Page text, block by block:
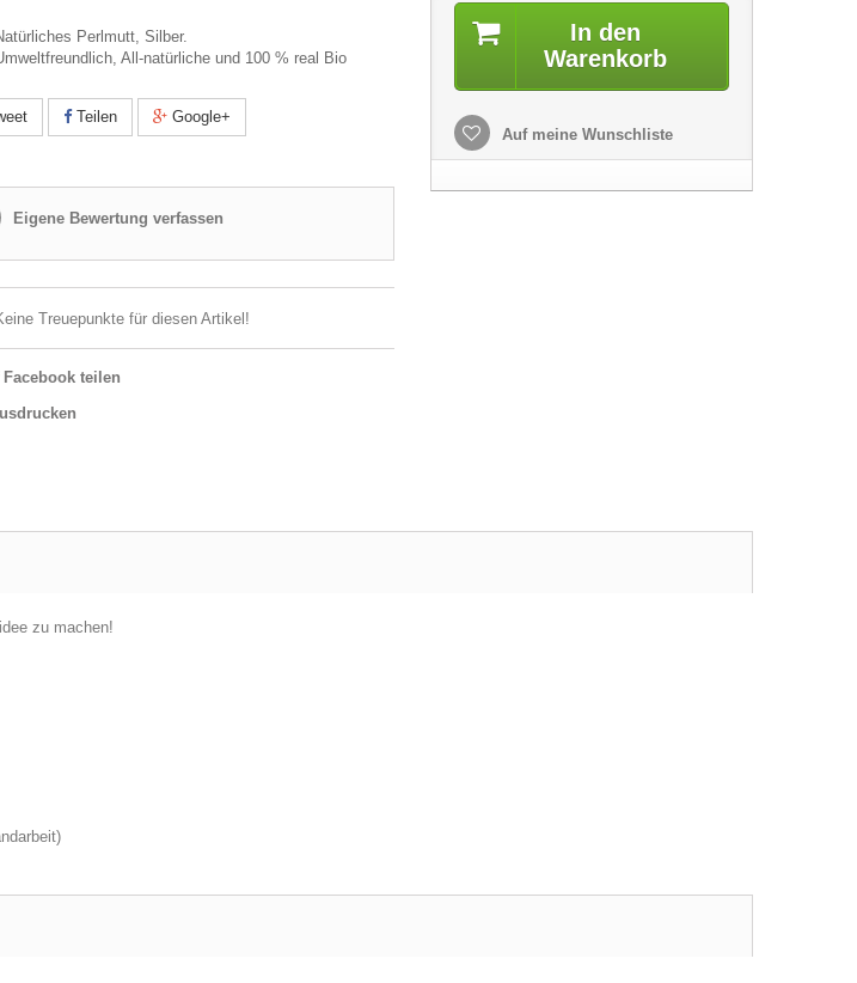
Perlmutt, Silber.
All-natürliche und 100 % real Bio
Teilen Google+
Eigene Bewertung verfassen
Treuepunkte für diesen Artikel!
teilen
In den
Warenkorb
Auf meine Wunschliste
zu machen!